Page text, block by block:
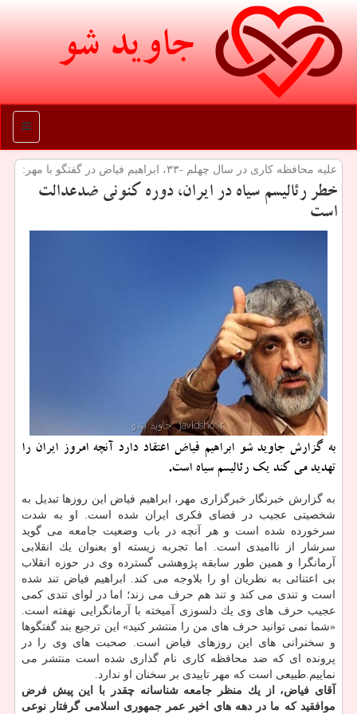
جاوید شو
منو
علیه محافظه كاری در سال چهلم -۳۳، ابراهیم فیاض در گفتگو با مهر:
خطر رئالیسم سیاه در ایران، دوره كنونی ضدعدالت
است
به گزارش جاوید شو ابراهیم فیاض اعتقاد دارد آنچه امروز ایران را
تهدید می كند یك رئالیسم سیاه است.
به گزارش خبرنگار خبرگزاری مهر، ابراهیم فیاض این روزها تبدیل به
شخصیتی عجیب در فضای فكری ایران شده است. او به شدت
سرخورده شده است و هر آنچه در باب وضعیت جامعه می گوید
سرشار از ناامیدی است. اما تجربه زیسته او بعنوان یك انقلابی
آرمانگرا و همین طور سابقه پژوهشی گسترده وی در حوزه انقلاب
بی اعتنائی به نظریان او را بلاوجه می كند. ابراهیم فیاض تند شده
است و تندی می كند و تند هم حرف می زند؛ اما در لوای تندی كمی
عجیب حرف های وی یك دلسوزی آمیخته با آرمانگرایی نهفته است.
«شما نمی توانید حرف های من را منتشر كنید» این ترجیع بند گفتگوها
و سخنرانی های این روزهای فیاض است. صحبت های وی را در
پرونده ای كه ضد محافظه كاری نام گذاری شده است منتشر می
نماییم.طبیعی است كه مهر تاییدی بر سخنان او ندارد.
آقای فیاض، از یك منظر جامعه شناسانه چقدر با این پیش فرض
موافقید كه ما در دهه های اخیر عمر جمهوری اسلامی گرفتار نوعی